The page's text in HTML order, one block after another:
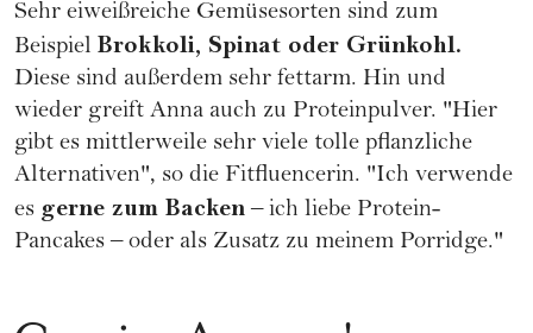
Sehr eiweißreiche Gemüsesorten sind zum
Beispiel Brokkoli, Spinat oder Grünkohl.
Diese sind außerdem sehr fettarm. Hin und
wieder greift Anna auch zu Proteinpulver. "Hier
gibt es mittlerweile sehr viele tolle pflanzliche
Alternativen", so die Fitfluencerin. "Ich verwende
es gerne zum Backen– ich liebe Protein-
Pancakes – oder als Zusatz zu meinem Porridge."